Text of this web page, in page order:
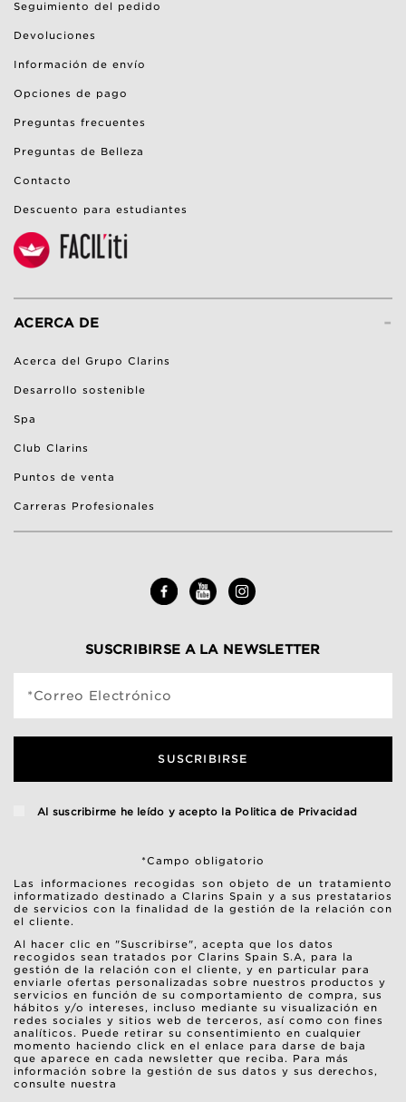
Seguimiento del pedido
Devoluciones
Información de envío
Opciones de pago
Preguntas frecuentes
Preguntas de Belleza
Contacto
Descuento para estudiantes
-
ACERCA DE
Acerca del Grupo Clarins
Desarrollo sostenible
Spa
Club Clarins
Puntos de venta
Carreras Profesionales
SUSCRIBIRSE A LA NEWSLETTER
*Correo Electrónico
SUSCRIBIRSE
Al suscribirme he leído y acepto la Politica de Privacidad
*Campo obligatorio
Las informaciones recogidas son objeto de un tratamiento
informatizado destinado a Clarins Spain y a sus prestatarios
de servicios con la finalidad de la gestión de la relación con
el cliente.
Al hacer clic en "Suscribirse", acepta que los datos
recogidos sean tratados por Clarins Spain S.A, para la
gestión de la relación con el cliente, y en particular para
enviarle ofertas personalizadas sobre nuestros productos y
servicios en función de su comportamiento de compra, sus
hábitos y/o intereses, incluso mediante su visualización en
redes sociales y sitios web de terceros, así como con fines
analíticos. Puede retirar su consentimiento en cualquier
momento haciendo click en el enlace para darse de baja
que aparece en cada newsletter que reciba. Para más
información sobre la gestión de sus datos y sus derechos,
consulte nuestra